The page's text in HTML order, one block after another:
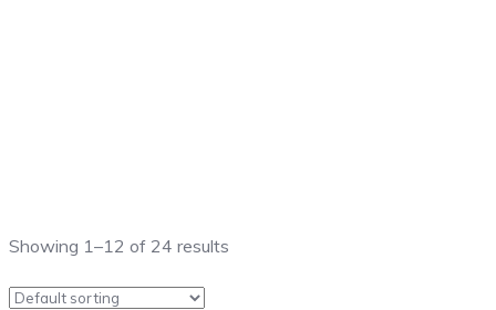
Showing 1–12 of 24 results